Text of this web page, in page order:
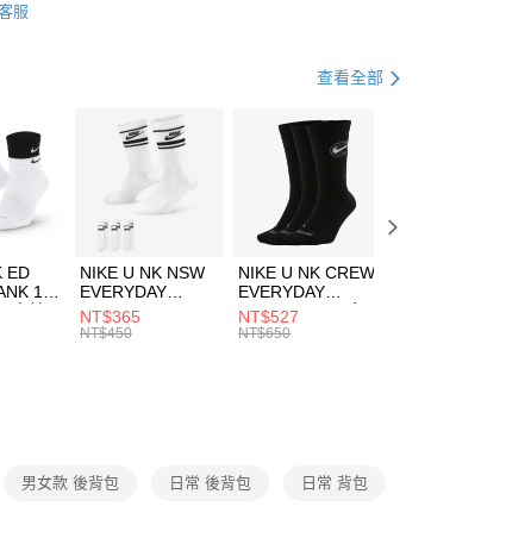
業銀行
先享後付」】
確認商品／服務後，再付款。
享後付」結帳流程】
式選擇「AFTEE先享後付」後，將跳轉至「AFTEE先享後
，進行簡訊認證並確認金額後，即可完成結帳。
數日內，您將收到繳費通知簡訊。
費通知簡訊後14天內，點擊此簡訊中的連結，可透過四大超商
銀行／等多元方式進行付款，方視為交易完成。
帳手續完成當下不需立刻繳費，但若您需要取消訂單，請聯
店家。未經商家同意取消之訂單仍視為有效，需透過AFTEE
相關費用。
服務之必要範圍內提供個人資料，並將交易相關給付款項請
，滿NT$1,500(含以上)免運費
，滿NT$1,500(含以上)免運費
取
，滿NT$1,500(含以上)免運費
服
查看全部
ED
1P
中統
NIKE U NK NSW
EVERYDAY
ESSENTIAL CR
男女 短統襪
NT$365
NT$450
NIKE U NK CREW
EVERYDAY
BBALL 3PR 男女
長統襪
NT$527
NT$650
男女款 後背包 日常 後背包 日常 背包